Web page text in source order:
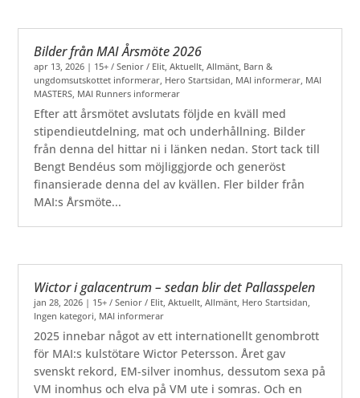
Bilder från MAI Årsmöte 2026
apr 13, 2026 | 15+ / Senior / Elit ,Aktuellt ,Allmänt Barn &
ungdomsutskottet informerar Hero Startsidan MAI informerar MAI
MASTERS MAI Runners informerar
Efter att årsmötet avslutats följde en kväll med
stipendieutdelning, mat och underhållning. Bilder
från denna del hittar ni i länken nedan. Stort tack till
Bengt Bendéus som möjliggjorde och generöst
finansierade denna del av kvällen. Fler bilder från
MAI:s Årsmöte...
Wictor i galacentrum – sedan blir det Pallasspelen
jan 28, 2026 | 15+ / Senior / Elit,Aktuellt,Allmänt, Hero Startsidan,
Ingen kategori, MAI informerar
2025 innebar något av ett internationellt genombrott
för MAI:s kulstötare Wictor Petersson. Året gav
svenskt rekord, EM-silver inomhus, dessutom sexa på
VM inomhus och elva på VM ute i somras. Och en